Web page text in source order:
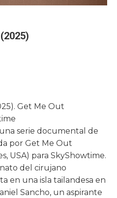
Get Me Out
serie documental de
por Get Me Out
USA) para SkyShowtime.
del cirujano
en una isla tailandesa en
Sancho, un aspirante